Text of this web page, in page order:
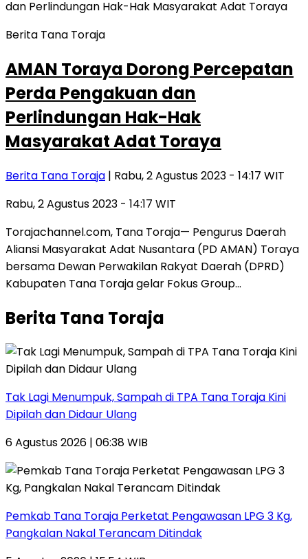
Berita Tana Toraja
AMAN Toraya Dorong Percepatan
Perda Pengakuan dan
Perlindungan Hak-Hak
Masyarakat Adat Toraya
Berita Tana Toraja | Rabu, 2 Agustus 2023 - 14:17 WIT
Rabu, 2 Agustus 2023 - 14:17 WIT
Torajachannel.com, Tana Toraja— Pengurus Daerah
Aliansi Masyarakat Adat Nusantara (PD AMAN) Toraya
bersama Dewan Perwakilan Rakyat Daerah (DPRD)
Kabupaten Tana Toraja gelar Fokus Group…
Berita Tana Toraja
Tak Lagi Menumpuk, Sampah di TPA Tana Toraja Kini
Dipilah dan Didaur Ulang
6 Agustus 2026 | 06:38 WIB
Pemkab Tana Toraja Perketat Pengawasan LPG 3 Kg,
Pangkalan Nakal Terancam Ditindak